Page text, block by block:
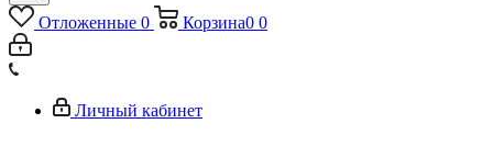
Отложенные 0 Корзина0 0
Личный кабинет